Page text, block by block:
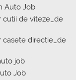
Auto Job
cutii de viteze_de
casete directie_de
job
Job